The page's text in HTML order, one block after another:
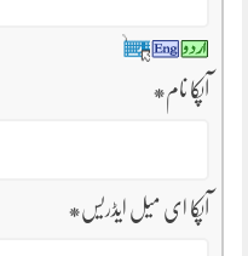
آپکا نام*
آپکا ای میل ایڈریس*